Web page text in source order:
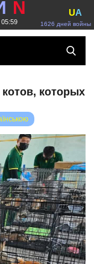
N
05:59 1626 дней войны
UA
которых